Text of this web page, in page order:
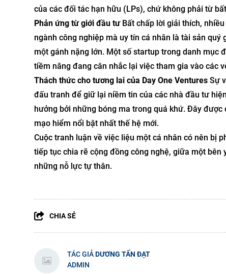
của các đối tác hạn hữu (LPs), chứ không phải từ
Phản ứng từ giới đầu tưBất chấp lời giải thích,
ngành công nghiệp mà uy tín cá nhân là tài sản
một gánh nặng lớn. Một số startup trong danh mục
tiềm năng đang cân nhắc lại việc tham gia vào các
Thách thức cho tương lai của Day One Ventures Sự
đấu tranh để giữ lại niềm tin của các nhà đầu tư
hưởng bởi những bóng ma trong quá khứ. Đây
mạo hiểm nổi bật nhất thế hệ mới.
Cuộc tranh luận về việc liệu một cá nhân có nên bị
tiếp tục chia rẽ cộng đồng công nghệ, giữa một
những nỗ lực tự thân.
CHIA SẺ
TÁC GIẢDƯƠNG TẤN ĐẠT
ADMIN